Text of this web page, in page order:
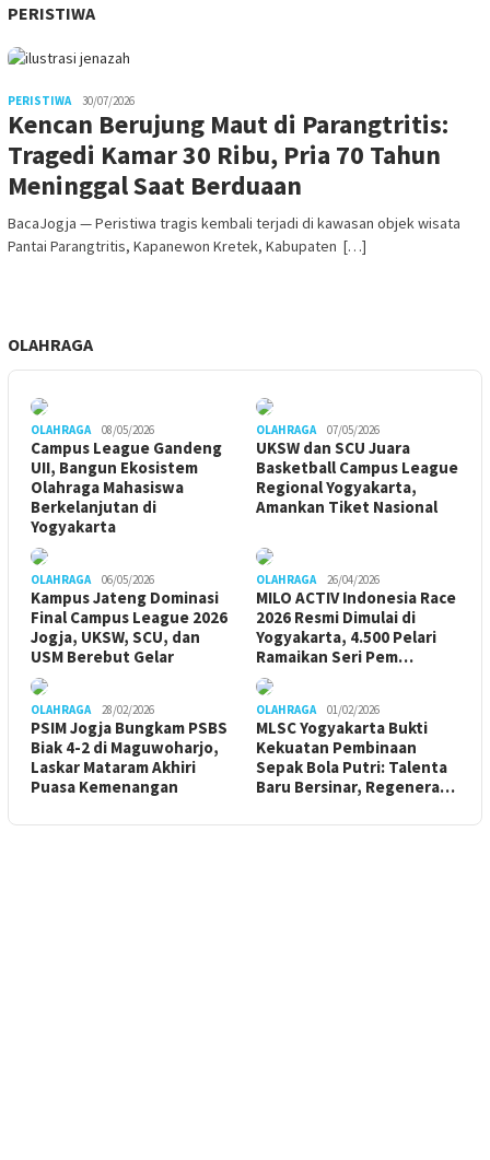
PERISTIWA
PERISTIWA 30/07/2026
Kencan Berujung Maut di Parangtritis:
Tragedi Kamar 30 Ribu, Pria 70 Tahun
Meninggal Saat Berduaan
BacaJogja — Peristiwa tragis kembali terjadi di kawasan objek wisata
Pantai Parangtritis, Kapanewon Kretek, Kabupaten […]
OLAHRAGA
OLAHRAGA 08/05/2026
Campus League Gandeng
UII, Bangun Ekosistem
Olahraga Mahasiswa
Berkelanjutan di
Yogyakarta
OLAHRAGA 07/05/2026
UKSW dan SCU Juara
Basketball Campus League
Regional Yogyakarta,
Amankan Tiket Nasional
OLAHRAGA 06/05/2026
Kampus Jateng Dominasi
Final Campus League 2026
Jogja, UKSW, SCU, dan
USM Berebut Gelar
OLAHRAGA 26/04/2026
MILO ACTIV Indonesia Race
2026 Resmi Dimulai di
Yogyakarta, 4.500 Pelari
Ramaikan Seri Pem…
OLAHRAGA 28/02/2026
PSIM Jogja Bungkam PSBS
Biak 4-2 di Maguwoharjo,
Laskar Mataram Akhiri
Puasa Kemenangan
OLAHRAGA 01/02/2026
MLSC Yogyakarta Bukti
Kekuatan Pembinaan
Sepak Bola Putri: Talenta
Baru Bersinar, Regenera…